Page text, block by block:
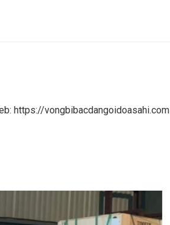
https://vongbibacdangoidoasahi.com